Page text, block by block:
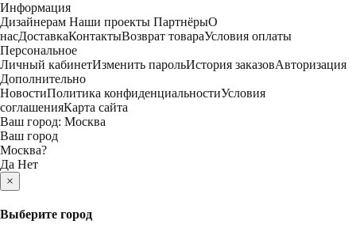
Информация
Дизайнерам Наши проекты ПартнёрыО
насДоставкаКонтактыВозврат товараУсловия оплаты
Персональное
Личный кабинетИзменить парольИстория заказовАвторизация
Дополнительно
НовостиПолитика конфиденциальностиУсловия
соглашенияКарта сайта
Ваш город: Москва
Ваш город
Москва?
Да Нет
×
Выберите город